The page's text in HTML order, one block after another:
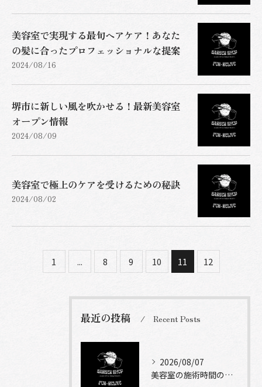
美容室で実現する最旬ヘアケア！あなた
の髪に合ったプロフェッショナルな提案
2024/08/16
堺市に新しい風を吹かせる！最新美容室
オープン情報
2024/08/09
美容室で極上のケアを受けるための秘訣
2024/08/02
1 ... 8 9 10 11 12
最近の投稿 Recent Posts
2026/08/07
美容室の施術時間の目安とメニュー別に知っておきたい現実的な滞在時間ガイド